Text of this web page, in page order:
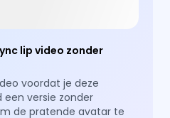
lip video zonder
voordat je deze
versie zonder
de pratende avatar te